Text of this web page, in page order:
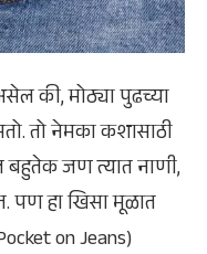
की, मोठ्या पुढच्या
तो नेमका कशासाठी
बहुतेक जण त्यात नाणी,
पण हा खिसा मूळात
on Jeans)